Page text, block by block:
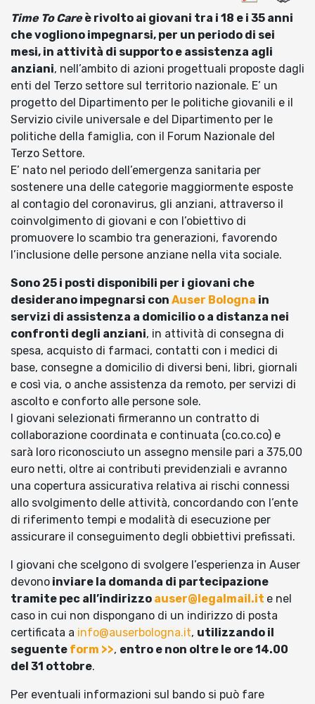
Time To Careè rivolto ai giovani tra i 18 e i 35 anni
che vogliono impegnarsi, per un periodo di sei
mesi, in attività di supporto e assistenza agli
anziani, nell’ambito di azioni progettuali proposte dagli
enti del Terzo settore sul territorio nazionale. E’ un
progetto del Dipartimento per le politiche giovanili e il
Servizio civile universale e del Dipartimento per le
politiche della famiglia, con il Forum Nazionale del
Terzo Settore.
E’ nato nel periodo dell’emergenza sanitaria per
sostenere una delle categorie maggiormente esposte
al contagio del coronavirus, gli anziani, attraverso il
coinvolgimento di giovani e con l’obiettivo di
promuovere lo scambio tra generazioni, favorendo
l’inclusione delle persone anziane nella vita sociale.
Sono 25 i posti disponibili per i giovani che
desiderano impegnarsi con Auser Bologna in
servizi di assistenza a domicilio o a distanza nei
confronti degli anziani, in attività di consegna di
spesa, acquisto di farmaci, contatti con i medici di
base, consegne a domicilio di diversi beni, libri, giornali
e così via, o anche assistenza da remoto, per servizi di
ascolto e conforto alle persone sole.
I giovani selezionati firmeranno un contratto di
collaborazione coordinata e continuata (co.co.co) e
sarà loro riconosciuto un assegno mensile pari a 375,00
euro netti, oltre ai contributi previdenziali e avranno
una copertura assicurativa relativa ai rischi connessi
allo svolgimento delle attività, concordando con l’ente
di riferimento tempi e modalità di esecuzione per
assicurare il conseguimento degli obbiettivi prefissati.
I giovani che scelgono di svolgere l’esperienza in Auser
devono inviare la domanda di partecipazione
tramite pec all’indirizzo auser@legalmail.it e nel
caso in cui non dispongano di un indirizzo di posta
certificata a info@auserbologna.it, utilizzando il
seguente form >>, entro e non oltre le ore 14.00
del 31 ottobre.
Per eventuali informazioni sul bando si può fare